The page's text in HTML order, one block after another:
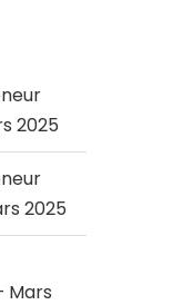
2025
2025
Mars